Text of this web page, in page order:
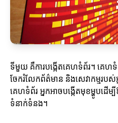
ទីមួយ គឺការបង្កើតគេហទំព័រ។ គេហទំ
ចែករំលែកព័ត៌មាន និងសេវាកម្មរប
គេហទំព័រ អ្នកអាចបង្កើតមុខម្ហូបដើ
ទំនាក់ទំនង។